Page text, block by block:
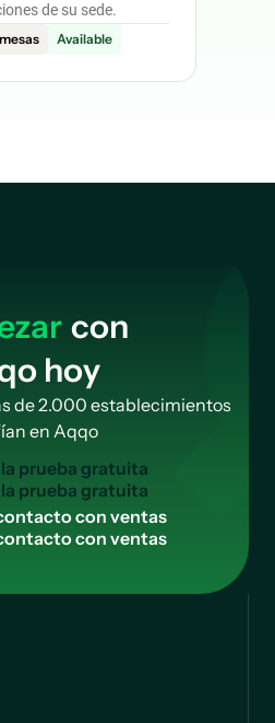
de su sede.
Available
con
hoy
de 2.000 establecimientos
en Aqqo
la pruebagratuita
ontactoconventas